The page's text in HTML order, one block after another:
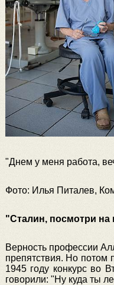
"Днем у меня работа,
Фото: Илья Питалев,
"Сталин, посмотри на
Верность профессии
препятствия. Но
1945 году конкурс во
говорили: "Ну куда ты